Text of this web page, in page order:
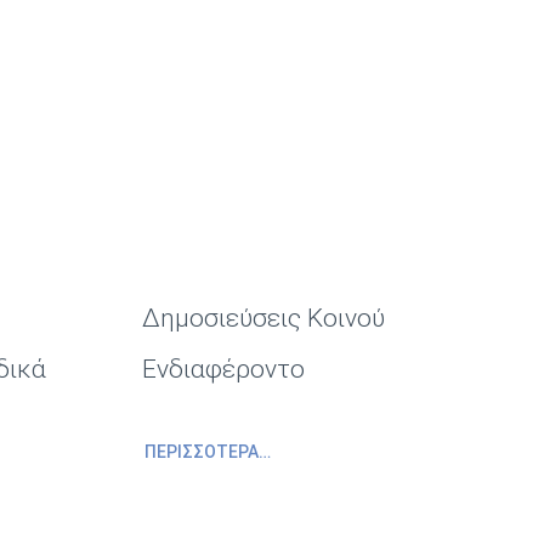
Δημοσιεύσεις Κοινού
Ενδιαφέροντο
ΠΕΡΙΣΣΌΤΕΡΑ…